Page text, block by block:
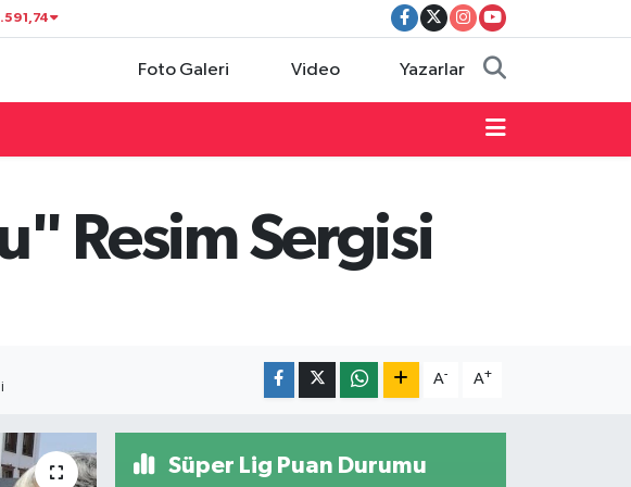
Foto Galeri Video Yazarlar
Resim Sergisi
A- A+
Süper Lig Puan Durumu